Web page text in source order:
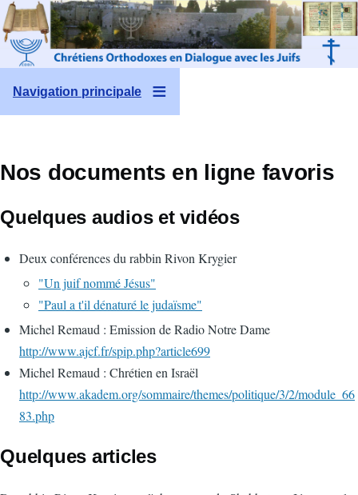
Aller au contenu principal
Navigation principale
Nos documents en ligne favoris
Quelques audios et vidéos
Deux conférences du rabbin Rivon Krygier
"Un juif nommé Jésus"
"Paul a t'il dénaturé le judaïsme"
Michel Remaud : Emission de Radio Notre Dame
http://www.ajcf.fr/spip.php?article699
Michel Remaud : Chrétien en Israël
http://www.akadem.org/sommaire/themes/politique/3/2/module_66
83.php
Quelques articles